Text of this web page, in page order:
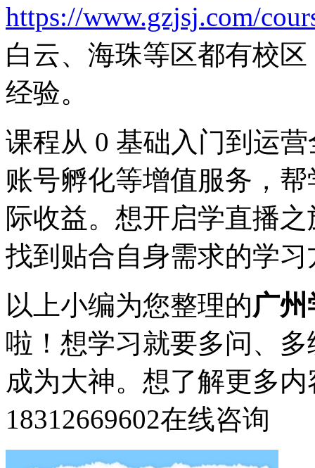
https://www.gzjsj.com/
白云、海珠等区都有校
经验。
课程从 0 基础入门到运
账号孵化等增值服务，
际收益。想开启学直播
找到贴合自身需求的学习
以上小编为您整理的广
啦！想学习就要多问、
成为大神。想了解更多
18312669602在线咨询